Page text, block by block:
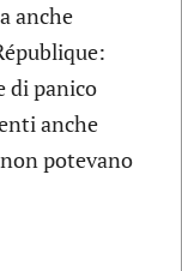
anche
di panico
anche
potevano